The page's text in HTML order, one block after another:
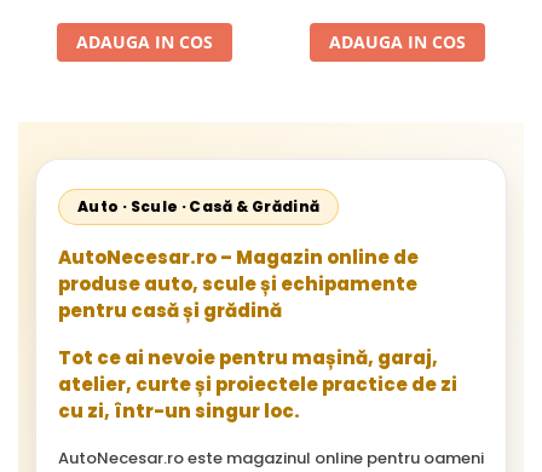
ADAUGA IN COS
Neoplan Euroliner,
Starliner,Centroliner,
ADAUGA IN COS
Auto · Scule · Casă & Grădină
AutoNecesar.ro – Magazin online de
produse auto, scule și echipamente
pentru casă și grădină
Tot ce ai nevoie pentru mașină, garaj,
atelier, curte și proiectele practice de zi
cu zi, într-un singur loc.
AutoNecesar.ro este magazinul online pentru oameni